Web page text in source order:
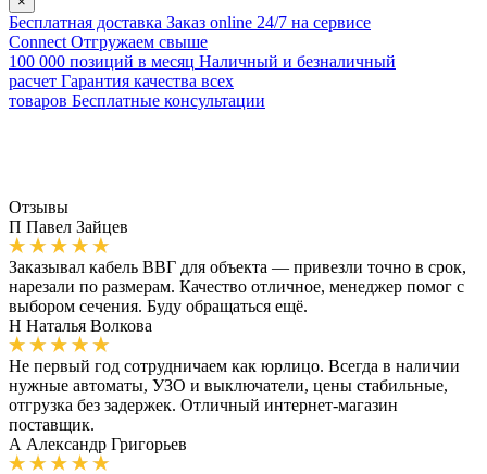
Бесплатная доставка Заказ online 24/7 на сервисе
Connect Отгружаем свыше
100 000 позиций в месяц Наличный и безналичный
расчет Гарантия качества всех
товаров Бесплатные консультации
Отзывы
П Павел Зайцев
Заказывал кабель ВВГ для объекта — привезли точно в срок,
нарезали по размерам. Качество отличное, менеджер помог с
выбором сечения. Буду обращаться ещё.
Н Наталья Волкова
Не первый год сотрудничаем как юрлицо. Всегда в наличии
нужные автоматы, УЗО и выключатели, цены стабильные,
отгрузка без задержек. Отличный интернет-магазин
поставщик.
А Александр Григорьев